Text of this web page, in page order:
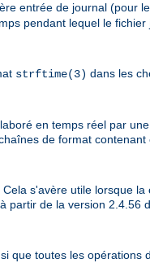
entrée de journal (pour
pendant lequel le fichier
strftime(3) dans les
en temps réel par
de format contenant
s'avère utile lorsque
partir de la version 2.4.56
que toutes les opérations